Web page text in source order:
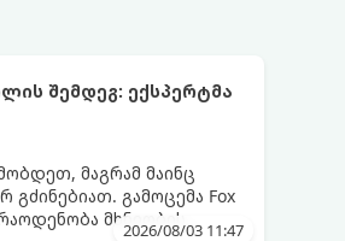
შემდეგ: ექსპერტმა
მაგრამ მაინც
გამოცემა Fox
მხნეობის
2026/08/03 11:47